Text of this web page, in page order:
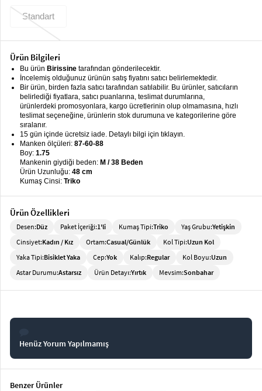
Giyimkeyboard_arrow_down
Giyim keyboard_arrow_down
Tesettür
Giyim
keyboard_arrow_down
Büyük
Bedenkeyboard_arrow_down
İç
Giyimkeyboard_arrow_down
Standart
Ürün Bilgileri
Bu ürün Birissine tarafından gönderilecektir.
İncelemiş olduğunuz ürünün satış fiyatını satıcı belirlemektedir.
Bir ürün, birden fazla satıcı tarafından satılabilir. Bu ürünler, satıcıların
belirlediği fiyatlara, satıcı puanlarına, teslimat durumlarına,
ürünlerdeki promosyonlara, kargo ücretlerinin olup olmamasına, hızlı
teslimat seçeneğine, ürünlerin stok durumuna ve kategorilerine göre
sıralanır.
15 gün içinde ücretsiz iade. Detaylı bilgi için tıklayın.
Manken ölçüleri: 87-60-88
Boy: 1.75
Mankenin giydiği beden: M / 38 Beden
Ürün Uzunluğu: 48 cm
Kumaş Cinsi: Triko
Ürün Özellikleri
Desen:Düz Paket İçeriği:1'li Kumaş Tipi:Triko Yaş Grubu:Yetişkin
Cinsiyet:Kadın / Kız Ortam:Casual/Günlük Kol Tipi:Uzun Kol
Yaka Tipi:Bisiklet Yaka Cep:Yok Kalıp:Regular Kol Boyu:Uzun
Astar Durumu:Astarsız Ürün Detayı:Yırtık Mevsim:Sonbahar
Henüz Yorum Yapılmamış
Benzer Ürünler